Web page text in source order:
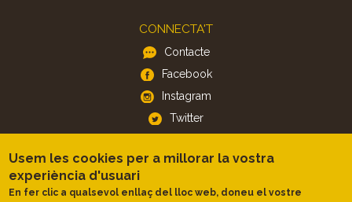
CONNECTA'T
Contacte
Facebook
Instagram
Twitter
APP
iOS
Usem les cookies per a millorar la vostra
experiència d'usuari
En fer clic a qualsevol enllaç del lloc web, doneu el vostre